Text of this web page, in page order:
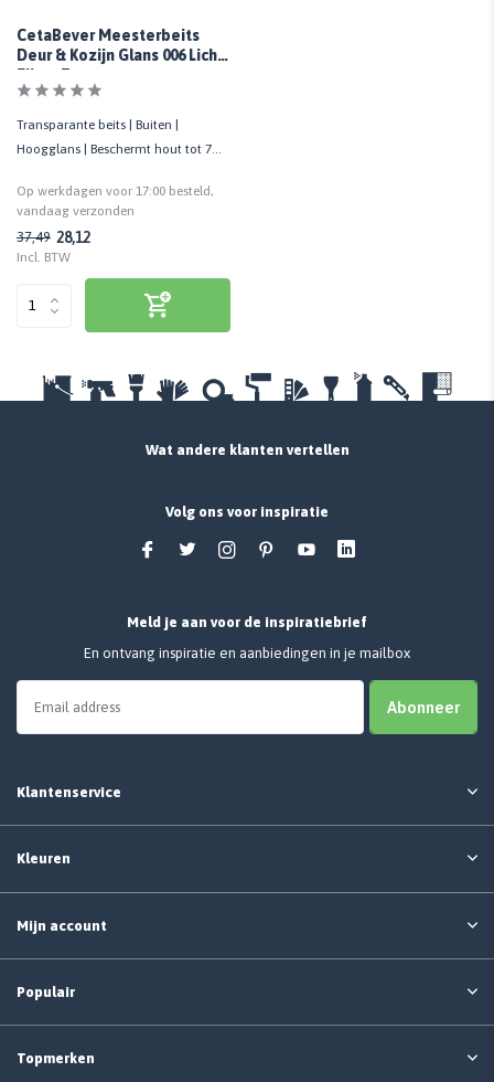
CetaBever Meesterbeits
Deur & Kozijn Glans 006 Licht
Eiken Transparant
Transparante beits | Buiten |
Hoogglans | Beschermt hout tot 7
Op werkdagen voor 17:00 besteld,
vandaag verzonden
37,49 28,12
Incl. BTW
Wat andere klanten vertellen
Volg ons voor inspiratie
Meld je aan voor de inspiratiebrief
En ontvang inspiratie en aanbiedingen in je mailbox
Abonneer
Klantenservice
Kleuren
Mijn account
Populair
Topmerken